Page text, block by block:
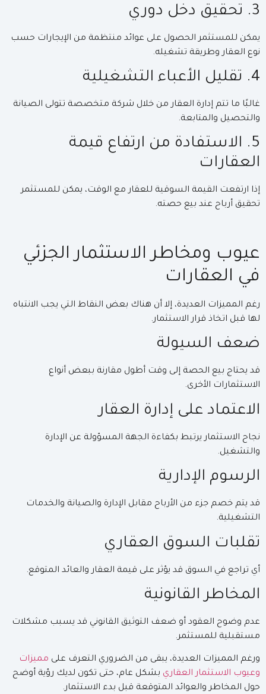
3. تحقيق دخل دوري
يمكن للمستثمر الحصول على عوائد منتظمة من الإيجارات حسب
نوع العقار وطريقة تشغيله.
4. تقليل الأعباء التشغيلية
غالبًا ما تتم إدارة العقار من خلال شركة متخصصة تتولى الصيانة
والتحصيل والمتابعة.
5. الاستفادة من ارتفاع قيمة
العقارات
إذا ارتفعت القيمة السوقية للعقار مع الوقت، يمكن للمستثمر
تحقيق أرباح عند بيع حصته.
عيوب ومخاطر الاستثمار الجزئي
في العقارات
رغم المميزات العديدة، إلا أن هناك بعض النقاط التي يجب الانتباه
لها قبل اتخاذ قرار الاستثمار.
ضعف السيولة
قد يحتاج بيع الحصة إلى وقت أطول مقارنة ببعض أنواع
الاستثمارات الأخرى.
الاعتماد على إدارة العقار
نجاح الاستثمار يرتبط بكفاءة الجهة المسؤولة عن الإدارة
والتشغيل.
الرسوم الإدارية
قد يتم خصم جزء من الأرباح مقابل الإدارة والصيانة والخدمات
التشغيلية.
تقلبات السوق العقاري
أي تراجع في السوق قد يؤثر على قيمة العقار والعائد المتوقع.
المخاطر القانونية
عدم وضوح العقود أو ضعف التوثيق القانوني قد يسبب مشكلات
مستقبلية للمستثمر.
ورغم المميزات العديدة، يبقى من الضروري التعرف على مميزات
وعيوب الاستثمار العقاري بشكل عام، حتى تكون لديك رؤية أوضح
حول المخاطر والعوائد المتوقعة قبل بدء الاستثمار.